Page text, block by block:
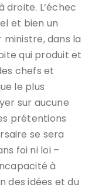
L’échec
et bien un
dans la
qui produit et
chefs et
le plus
sur aucune
prétentions
se sera
foi ni loi –
à
des idées et du